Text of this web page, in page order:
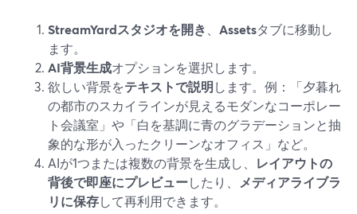
StreamYardスタジオを開き Assetsタブに移動し
ます。
AI背景生成オプションを選択します。
欲しい背景をテキストで説明します。例：「夕暮れ
の都市のスカイラインが見えるモダンなコーポレー
ト会議室」や「白を基調に青のグラデーションと抽
象的な形が入ったクリーンなオフィス」など。
AIが1つまたは複数の背景を生成し、 レイアウトの
背後で即座にプレビューしたり、
メディアライブラ
リに保存して再利用できます。